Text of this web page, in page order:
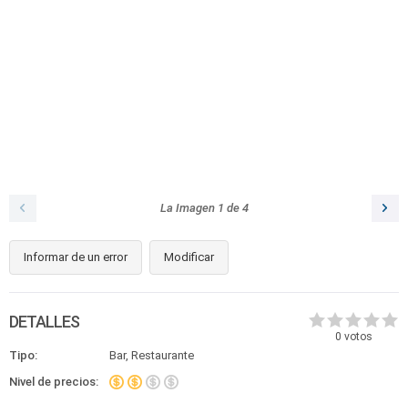
La Imagen 1 de 4
Informar de un error Modificar
0 votos
DETALLES
Tipo:
Bar, Restaurante
Nivel de precios: